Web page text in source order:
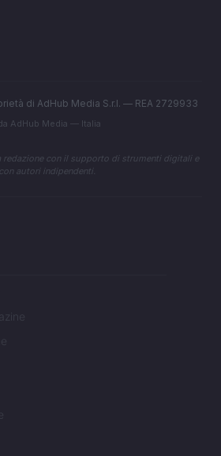
di AdHub Media S.r.l. — REA 2729933
AdHub Media — Italia
redazione con il supporto di strumenti digitali e
autori indipendenti.